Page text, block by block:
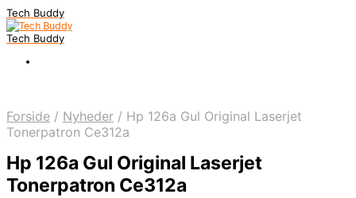
Tech Buddy
Tech Buddy
Forside / Nyheder / Hp 126a Gul Original Laserjet
Tonerpatron Ce312a
Hp 126a Gul Original Laserjet
Tonerpatron Ce312a